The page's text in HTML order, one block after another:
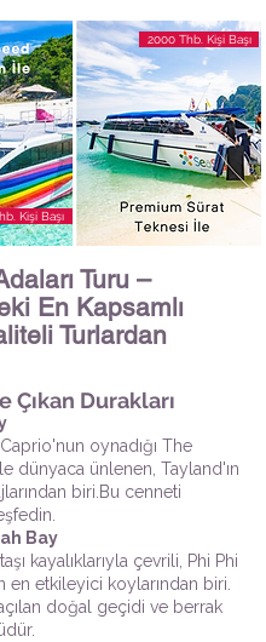
2000 Thb. Kişi Başı
Kişi Başı
Turu –
En Kapsamlı
Turlardan
Çıkan Durakları
oynadığı The
dünyaca ünlenen, Tayland'ın
biri.Bu cenneti
Bay
kayalıklarıyla çevrili, Phi Phi
en etkileyici koylarından biri.
doğal geçidi ve berrak